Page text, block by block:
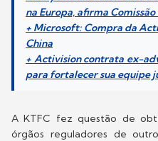
na Europa, afirma
+ Microsoft: Compra da
China
+ Activision contrata ex-
para fortalecer sua equipe
A KTFC fez questão de
órgãos reguladores de